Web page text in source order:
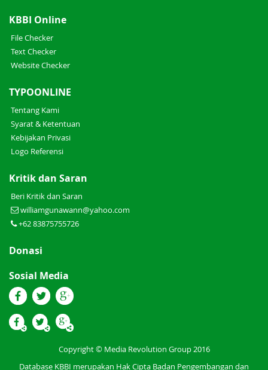
KBBI Online
File Checker
Text Checker
Website Checker
TYPOONLINE
Tentang Kami
Syarat & Ketentuan
Kebijakan Privasi
Logo Referensi
Kritik dan Saran
Beri Kritik dan Saran
williamgunawann@yahoo.com
+62 83875755726
Donasi
Sosial Media
Copyright © Media Revolution Group 2016
Database KBBI merupakan Hak Cipta Badan Pengembangan dan